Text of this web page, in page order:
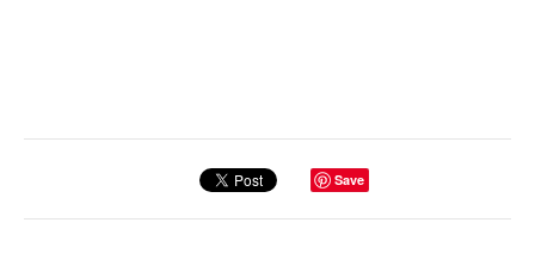
Save